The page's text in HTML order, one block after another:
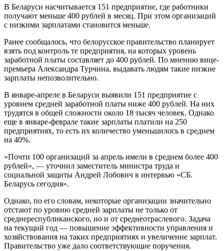
В Беларуси насчитывается 151 предприятие, где работники
получают меньше 400 рублей в месяц. При этом организаций
с низкими зарплатами становится меньше.
Ранее сообщалось, что белорусское правительство планирует
взять под контроль те предприятия, на которых уровень
заработной платы составляет до 400 рублей. По мнению вице-
премьера Александра Турчина, выдавать людям такие низкие
зарплаты непозволительно.
В январе-апреле в Беларуси выявили 151 предприятие с
уровнем средней заработной платы ниже 400 рублей. На них
трудятся в общей сложности около 18 тысяч человек. Однако
еще в январе-феврале такие зарплаты платили на 250
предприятиях, то есть их количество уменьшилось в среднем
на 40%.
«Почти 100 организаций за апрель имели в среднем более 400
рублей», — уточнил заместитель министра труда и
социальной защиты Андрей Лобович в интервью «СБ.
Беларусь сегодня».
Однако, по его словам, некоторые организации значительно
отстают по уровню средней зарплаты не только от
среднереспубликанского, но и от среднеотраслевого. Задача
на текущий год — повышение эффективности управления и
хозяйствования на таких предприятиях и увеличение зарплат.
Правительство уже дало соответствующие поручения.